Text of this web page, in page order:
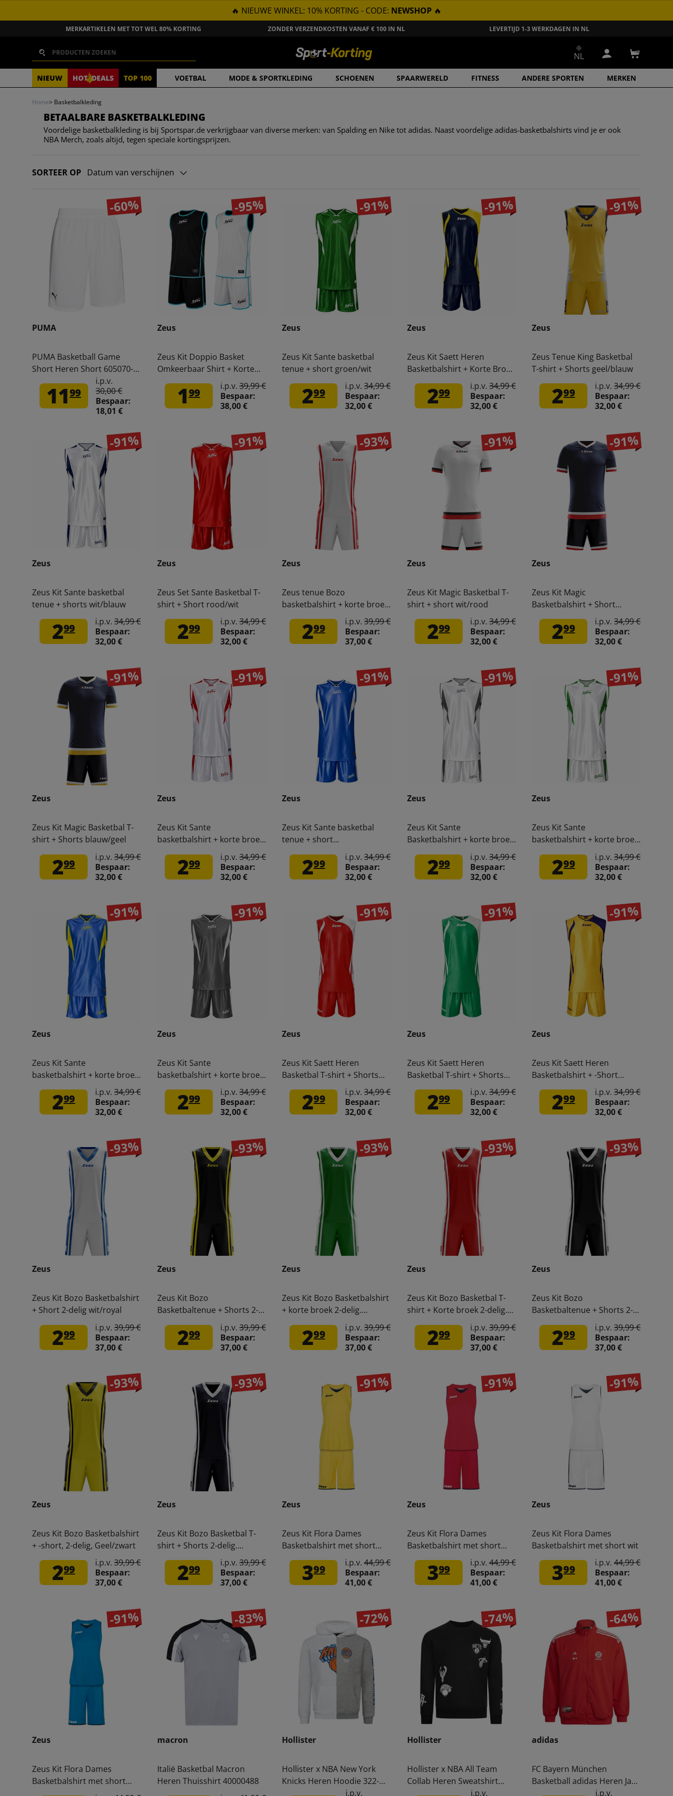
GA NAAR INHOUD
🔥 NIEUWE WINKEL: 10% KORTING - CODE: NEWSHOP 🔥
MERKARTIKELEN MET TOT WEL 80% KORTING ZONDER VERZENDKOSTEN VANAF € 100 IN NL LEVERTIJD 1-3 WERKDAGEN IN NL
NIEUW HOT DEALS TOP 100 VOETBAL MODE & SPORTKLEDING SCHOENEN SPAARWERELD FITNESS ANDERE SPORTEN MERKEN
Zoeken
NL Inloggen
Home> Basketbalkleding
BETAALBARE BASKETBALKLEDING
Voordelige basketbalkleding is bij Sportspar.de verkrijgbaar van diverse merken: van Spalding en Nike tot adidas. Naast voordelige adidas-basketbalshirts vind je er ook
NBA Merch, zoals altijd, tegen speciale kortingsprijzen.
SORTEER OP Datum van verschijnen
-60%
PUMA
PUMA Basketball Game
Short Heren Short 605070-
1199
i.p.v.
30,00 €
Bespaar:
18,01 €
-95%
Zeus
Zeus Kit Doppio Basket
Omkeerbaar Shirt + Korte
Broek zwart/wit
199 i.p.v.39,99 €
Bespaar:
38,00 €
-91%
Zeus
Zeus Kit Sante basketbal
tenue + short groen/wit
299 i.p.v.34,99 €
Bespaar:
32,00 €
-91%
Zeus
Zeus Kit Saett Heren
Basketbalshirt + Korte Broek
blauw/fluor
299 i.p.v.34,99 €
Bespaar:
32,00 €
-91%
Zeus
Zeus Tenue King Basketbal
T-shirt + Shorts geel/blauw
299 i.p.v.34,99 €
Bespaar:
32,00 €
-91%
Zeus
Zeus Kit Sante basketbal
tenue + shorts wit/blauw
299 i.p.v. 34,99 €
Bespaar:
32,00 €
-91%
Zeus
Zeus Set Sante Basketbal T-
shirt + Short rood/wit
299 i.p.v.34,99 €
Bespaar:
32,00 €
-93%
Zeus
Zeus tenue Bozo
basketbalshirt + korte broek
2-delig wit/rood
299 i.p.v.39,99 €
Bespaar:
37,00 €
-91%
Zeus
Zeus Kit Magic Basketbal T-
shirt + short wit/rood
299 i.p.v.34,99 €
Bespaar:
32,00 €
-91%
Zeus
Zeus Kit Magic
Basketbalshirt + Short
blauw/rood
299 i.p.v.34,99 €
Bespaar:
32,00 €
-91%
Zeus
Zeus Kit Magic Basketbal T-
shirt + Shorts blauw/geel
299 i.p.v. 34,99 €
Bespaar:
32,00 €
-91%
Zeus
Zeus Kit Sante
basketbalshirt + korte broek
299 i.p.v.34,99 €
Bespaar:
32,00 €
-91%
Zeus
Zeus Kit Sante basketbal
tenue + short
koningsblauw/wit
299 i.p.v.34,99 €
Bespaar:
32,00 €
-91%
Zeus
Zeus Kit Sante
Basketbalshirt + korte broek
299 i.p.v.34,99 €
Bespaar:
32,00 €
-91%
Zeus
Zeus Kit Sante
basketbalshirt + korte broek
299 i.p.v.34,99 €
Bespaar:
32,00 €
-91%
Zeus
Zeus Kit Sante
basketbalshirt + korte broek
koningsblauw/geel
299 i.p.v. 34,99 €
Bespaar:
32,00 €
-91%
Zeus
Zeus Kit Sante
basketbalshirt + korte broek
zwart/wit
299 i.p.v.34,99 €
Bespaar:
32,00 €
-91%
Zeus
Zeus Kit Saett Heren
Basketbal T-shirt + Shorts
rood/wit
299 i.p.v.34,99 €
Bespaar:
32,00 €
-91%
Zeus
Zeus Kit Saett Heren
Basketbal T-shirt + Shorts
groen/wit
299 i.p.v.34,99 €
Bespaar:
32,00 €
-91%
Zeus
Zeus Kit Saett Heren
Basketbalshirt + -Short
geel/blauw
299 i.p.v.34,99 €
Bespaar:
32,00 €
-93%
Zeus
Zeus Kit Bozo Basketbalshirt
+ Short 2-delig wit/royal
299 i.p.v. 39,99 €
Bespaar:
37,00 €
-93%
Zeus
Zeus Kit Bozo
Basketbaltenue + Shorts 2-
299 i.p.v.39,99 €
Bespaar:
37,00 €
-93%
Zeus
Zeus Kit Bozo Basketbalshirt
+ korte broek 2-delig.
299 i.p.v.39,99 €
Bespaar:
37,00 €
-93%
Zeus
Zeus Kit Bozo Basketbal T-
shirt + Korte broek 2-delig.
299 i.p.v.39,99 €
Bespaar:
37,00 €
-93%
Zeus
Zeus Kit Bozo
Basketbaltenue + Shorts 2-
299 i.p.v.39,99 €
Bespaar:
37,00 €
-93%
Zeus
Zeus Kit Bozo Basketbalshirt
+ -short, 2-delig, Geel/zwart
299 i.p.v. 39,99 €
Bespaar:
37,00 €
-93%
Zeus
Zeus Kit Bozo Basketbal T-
shirt + Shorts 2-delig.
Blauw/wit
299 i.p.v.39,99 €
Bespaar:
37,00 €
-91%
Zeus
Zeus Kit Flora Dames
Basketbalshirt met short
geel
399 i.p.v.44,99 €
Bespaar:
41,00 €
-91%
Zeus
Zeus Kit Flora Dames
Basketbalshirt met short
rood
399 i.p.v.44,99 €
Bespaar:
41,00 €
-91%
Zeus
Zeus Kit Flora Dames
Basketbalshirt met short wit
399 i.p.v.44,99 €
Bespaar:
41,00 €
-91%
Zeus
Zeus Kit Flora Dames
Basketbalshirt met short
royal blue
-83%
macron
Italië Basketbal Macron
Heren Thuisshirt 40000488
-72%
Hollister
Hollister x NBA New York
Knicks Heren Hoodie 322-
221-1590-105
i.p.v.
-74%
Hollister
Hollister x NBA All Team
Collab Heren Sweatshirt
322-221-1592-908i.p.v.
-64%
adidas
FC Bayern München
Basketball adidas Heren Jas
JD7121
i.p.v.